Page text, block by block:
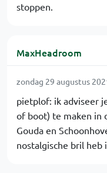
stoppen.
MaxHeadroom
zondag 29 augustus
pietplof: ik adviseer
of boot) te maken in
Gouda en
nostalgische bril heb